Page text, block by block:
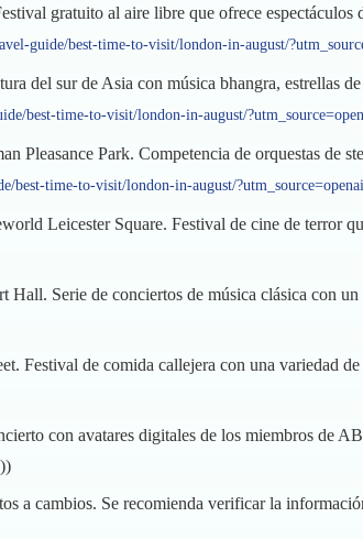
gratuito al aire libre que ofrece
guide/best-time-to-visit/london-in-august/
del sur de Asia con música bhangra, estrellas
best-time-to-visit/london-in-august/
Pleasance Park. Competencia de orquestas de
best-time-to-visit/london-in-august/?utm_source=openai
Leicester Square. Festival de cine de terror
Serie de conciertos de música clásica con
Festival de comida callejera con una variedad
con avatares digitales de los miembros de
))
a cambios. Se recomienda verificar la